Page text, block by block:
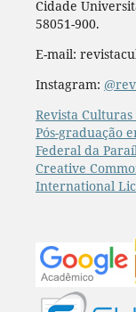
Cidade
58051-900.
E-mail:
Instagram:
Revista
Pós-graduação
Federal da
Creative
International